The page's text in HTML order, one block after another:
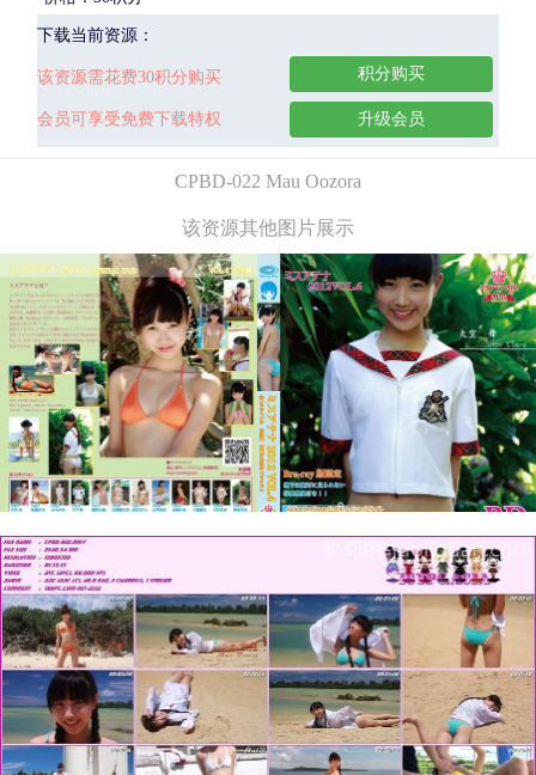
下载当前资源：
该资源需花费30积分购买
会员可享受免费下载特权
积分购买
升级会员
CPBD-022 Mau Oozora
该资源其他图片展示